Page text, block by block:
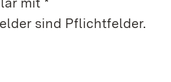
sind Pflichtfelder.